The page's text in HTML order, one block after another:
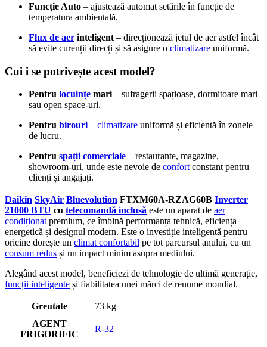
Funcție Auto – ajustează automat setările în funcție de
temperatura ambientală.
Flux de aer inteligent – direcționează jetul de aer astfel încât
să evite curenții direcți și să asigure o climatizare uniformă.
Cui i se potrivește acest model?
Pentru locuințe mari – sufragerii spațioase, dormitoare mari
sau open space-uri.
Pentru birouri – climatizare uniformă și eficientă în zonele
de lucru.
Pentru spații comerciale – restaurante, magazine,
showroom-uri, unde este nevoie de confort constant pentru
clienți și angajați.
Daikin SkyAir Bluevolution FTXM60A-RZAG60B Inverter
21000 BTU cu telecomandă inclusă este un aparat de aer
condiționat premium, ce îmbină performanța tehnică, eficiența
energetică și designul modern. Este o investiție inteligentă pentru
oricine dorește un climat confortabil pe tot parcursul anului, cu un
consum redus și un impact minim asupra mediului.
Alegând acest model, beneficiezi de tehnologie de ultimă generație,
funcții inteligente și fiabilitatea unei mărci de renume mondial.
Greutate
73 kg
AGENT
FRIGORIFIC
R-32